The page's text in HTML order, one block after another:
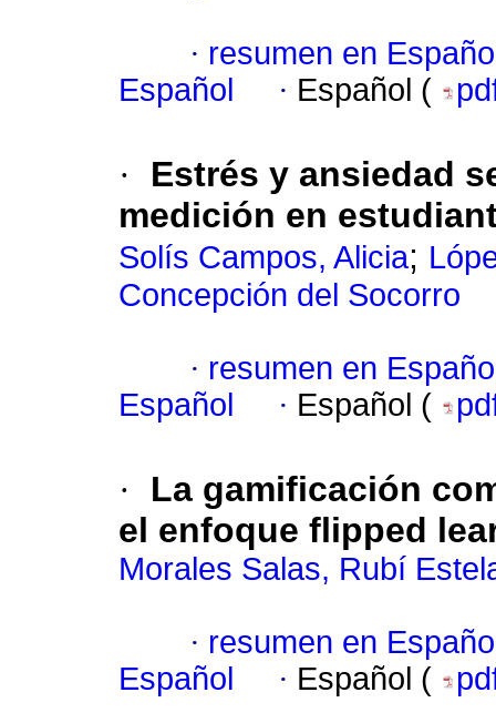
· resumen en
Español
· Español (
·
Estrés y ansiedad
medición en
Solís Campos, Alicia;
Concepción del Socorro
· resumen en
Español
· Español (
·
La gamificación
el enfoque flipped
Morales Salas, Rubí
· resumen en
Español
· Español (